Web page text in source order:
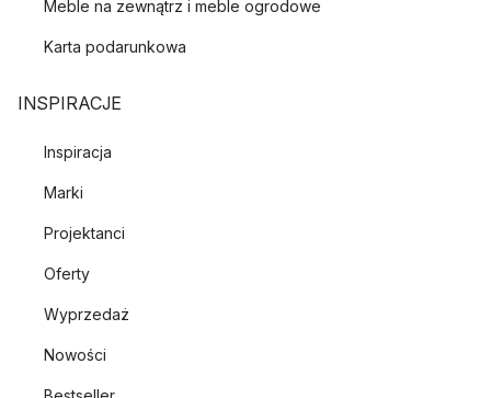
Meble na zewnątrz i meble ogrodowe
Karta podarunkowa
INSPIRACJE
Inspiracja
Marki
Projektanci
Oferty
Wyprzedaż
Nowości